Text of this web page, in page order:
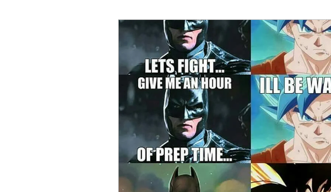
SGEM PT Podcast 2025 2024
ACC Maio 2026 Abril 2026
Fevereiro 2026 Janeiro 2026
Outubro 2025 Setembro 2025